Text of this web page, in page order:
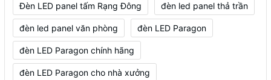
Đèn LED panel tấm Rạng Đông đèn led panel thả trần
đèn led panel văn phòng đèn LED Paragon
đèn LED Paragon chính hãng
đèn LED Paragon cho nhà xưởng